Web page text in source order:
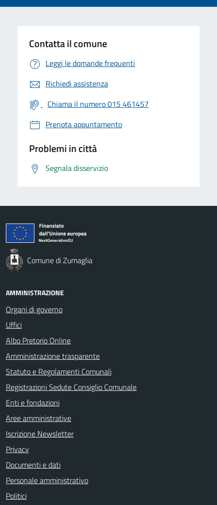
Contatta il comune
Leggi le domande frequenti
Richiedi assistenza
Chiama il numero 015 461457
Prenota appuntamento
Problemi in città
Segnala disservizio
Comune di Zumaglia
AMMINISTRAZIONE
Organi di governo
Uffici
Albo Pretorio Online
Amministrazione trasparente
Statuto e Regolamenti Comunali
Registrazioni Sedute Consiglio Comunale
Enti e fondazioni
Aree amministrative
Iscrizione Newsletter
Privacy
Documenti e dati
Personale amministrativo
Politici